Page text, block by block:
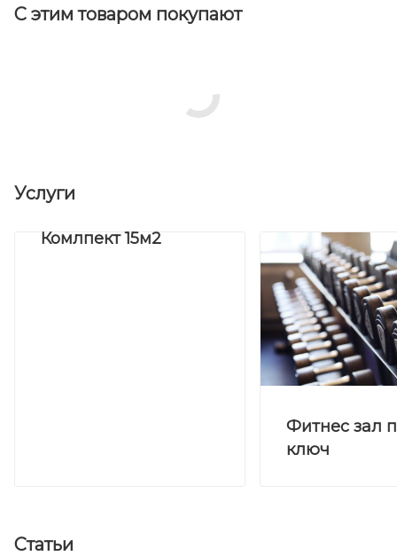
С этим товаром покупают
Услуги
Комлпект 15м2
Фитнес зал
ключ
Статьи